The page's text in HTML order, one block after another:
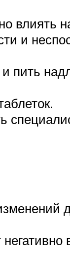
влиять
и
и пить